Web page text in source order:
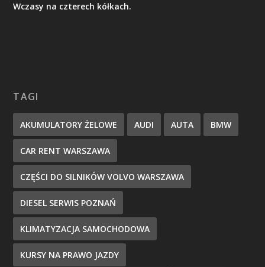
Wczasy na czterech kółkach.
TAGI
AKUMULATORY ŻELOWE AUDI AUTA BMW
CAR RENT WARSZAWA
CZĘŚCI DO SILNIKÓW VOLVO WARSZAWA
DIESEL SERWIS POZNAŃ
KLIMATYZACJA SAMOCHODOWA
KURSY NA PRAWO JAZDY